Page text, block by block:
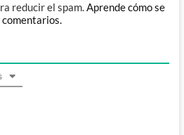
reducir el spam.Aprende cómo se
comentarios.